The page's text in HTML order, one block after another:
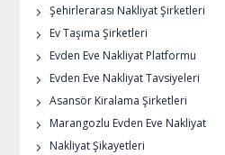
Şehirlerarası Nakliyat Şirketleri
Ev Taşıma Şirketleri
Evden Eve Nakliyat Platformu
Evden Eve Nakliyat Tavsiyeleri
Asansör Kiralama Şirketleri
Marangozlu Evden Eve Nakliyat
Nakliyat Şikayetleri